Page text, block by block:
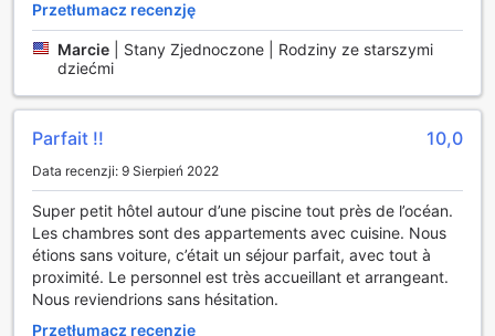
dniu pełnym zwiedzania Los Angeles.
Zewnętrzny basen natomiast to prawdziwa oaza dla tych,
którzy pragną korzystać z promieni słonecznych i cieszyć
stanowi idealne miejsce na chwile wytchnienia po
intensywnym dniu. Goście mogą cieszyć się orzeźwiającą
kąpielą, a także organizować małe spotkania towarzyskie
przy basenie. Cal Mar Hotel Suites z pewnością zaspokoi
potrzeby wszystkich miłośników sportu i relaksu, oferując
wyjątkowe warunki do aktywnego spędzania czasu w
sercu Los Angeles.
Udogodnienia w Cal Mar Hotel Suites – Komfort i Wygoda
na Wyciągnięcie Ręki
Przetłumacz recenzję
Marcie| Stany Zjednoczone | Rodziny ze starszymi
dziećmi
Parfait !! 10,0
Data recenzji: 9 Sierpień 2022
Super petit hôtel autour d’une piscine tout près de l’océan.
Les chambres sont des appartements avec cuisine. Nous
étions sans voiture, c’était un séjour parfait, avec tout à
proximité. Le personnel est très accueillant et arrangeant.
Nous reviendrions sans hésitation.
Przetłumacz recenzję